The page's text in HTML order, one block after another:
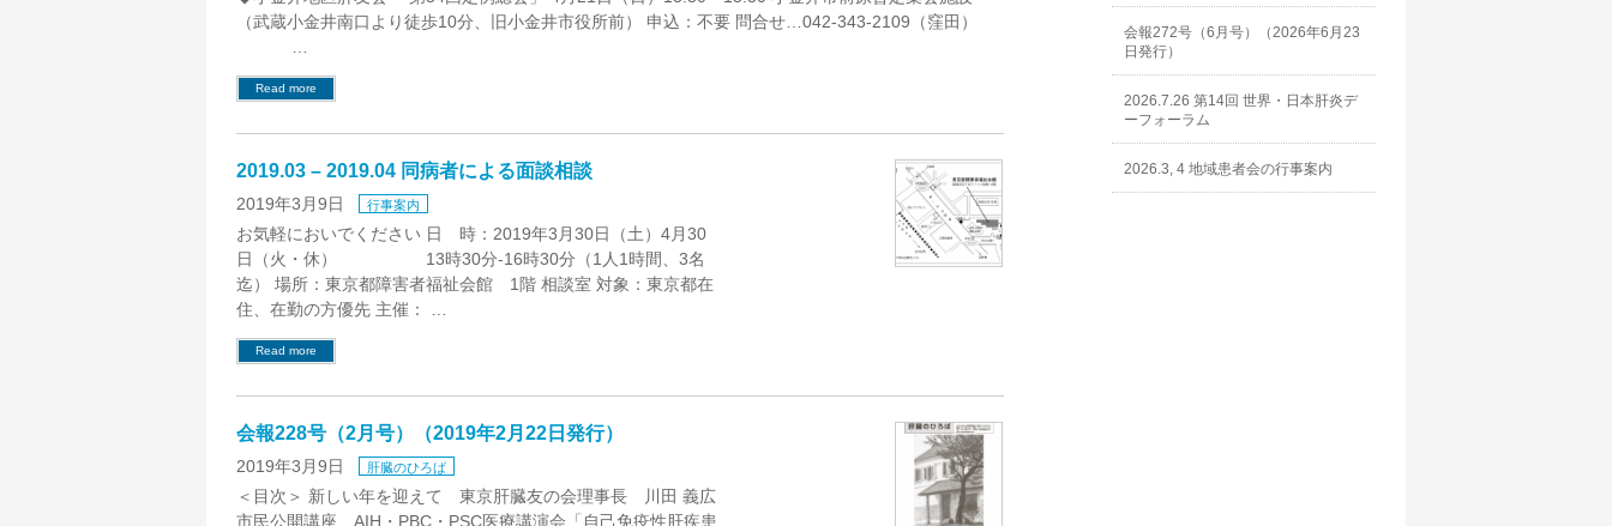
（武蔵小金井南口より徒歩10分、旧小金井市役所前） 申込：不要 問合せ…042-343-2109（窪田）
Read more
2019.03 – 2019.04 同病者による面談相談
2019年3月9日 行事案内
お気軽においでください 日 時：2019年3月30日（土）4月30
日（火・休） 13時30分-16時30分（1人1時間、3名
迄） 場所：東京都障害者福祉会館 1階 相談室 対象：東京都在
住、在勤の方優先 主催： …
Read more
会報228号（2月号）（2019年2月22日発行）
2019年3月9日 肝臓のひろば
＜目次＞ 新しい年を迎えて 東京肝臓友の会理事長 川田 義広
市民公開講座 AIH・PBC・PSC医療講演会「自己免疫性肝疾患
会報272号（6月号）（2026年6月23
日発行）
2026.7.26 第14回 世界・日本肝炎デ
ーフォーラム
2026.3, 4 地域患者会の行事案内